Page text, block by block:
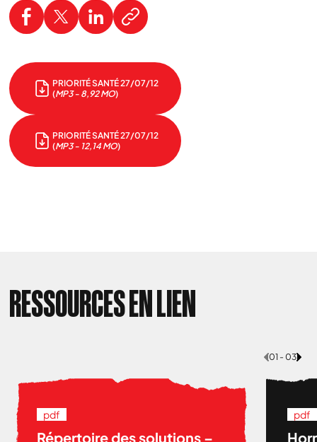
PRIORITÉ SANTÉ 27/07/12
(MP3 - 8,92 MO)
PRIORITÉ SANTÉ 27/07/12
(MP3 - 12,14 MO)
RESSOURCES EN LIEN
01 - 03
pdf
Répertoire des solutions –
pdf